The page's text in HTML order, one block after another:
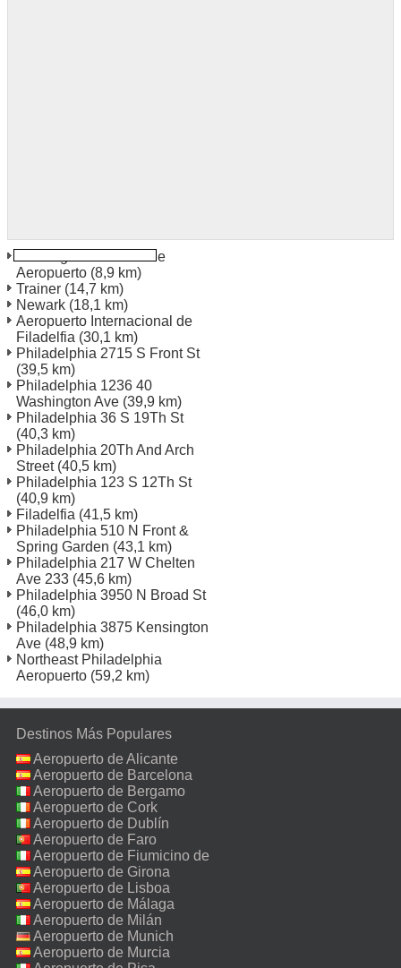
Wilmington New Castle
Aeropuerto (8,9 km)
Trainer (14,7 km)
Newark (18,1 km)
Aeropuerto Internacional de
Filadelfia (30,1 km)
Philadelphia 2715 S Front St
(39,5 km)
Philadelphia 1236 40
Washington Ave (39,9 km)
Philadelphia 36 S 19Th St
(40,3 km)
Philadelphia 20Th And Arch
Street(40,5 km)
Philadelphia 123 S 12Th St
(40,9 km)
Filadelfia (41,5 km)
Philadelphia 510 N Front &
Spring Garden (43,1 km)
Philadelphia 217 W Chelten
Ave 233 (45,6 km)
Philadelphia 3950 N Broad St
(46,0 km)
Philadelphia 3875 Kensington
Ave (48,9 km)
Northeast Philadelphia
Aeropuerto (59,2 km)
Destinos Más Populares
Aeropuerto de Alicante
Aeropuerto de Barcelona
Aeropuerto de Bergamo
Aeropuerto de Cork
Aeropuerto de Dublín
Aeropuerto de Faro
Aeropuerto de Fiumicino de
Roma
Aeropuerto de Girona
Aeropuerto de Lisboa
Aeropuerto de Málaga
Aeropuerto de Milán
Malpensa
Aeropuerto de Munich
Aeropuerto de Murcia